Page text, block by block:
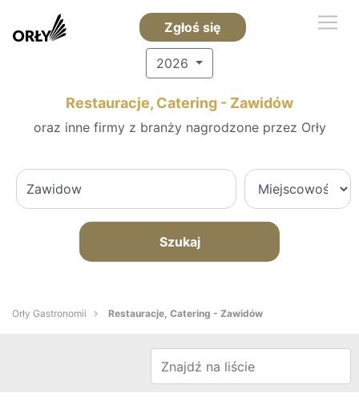
Zgłoś się
2026
Restauracje, Catering - Zawidów
oraz inne firmy z branży nagrodzone przez Orły
Szukaj
Orły Gastronomii Restauracje, Catering - Zawidów